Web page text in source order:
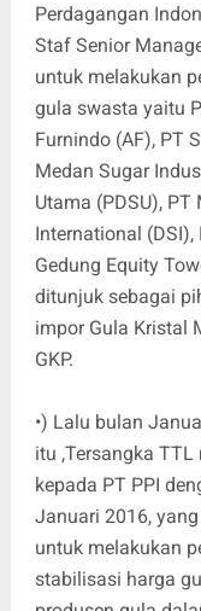
Perdagangan
Staf Senior
untuk melakukan
gula swasta yaitu
Furnindo (AF), PT
Medan Sugar
Utama (PDSU),
International
Gedung Equity
ditunjuk sebagai
impor Gula Kristal
GKP.
•) Lalu bulan
itu ,Tersangka
kepada PT PPI
Januari 2016,
untuk melakukan
stabilisasi harga